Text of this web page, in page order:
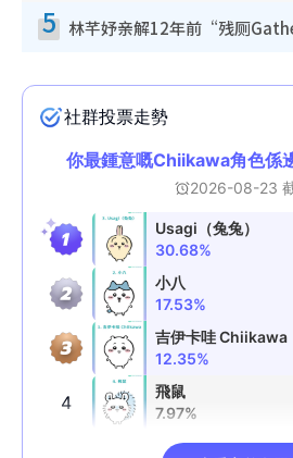
5